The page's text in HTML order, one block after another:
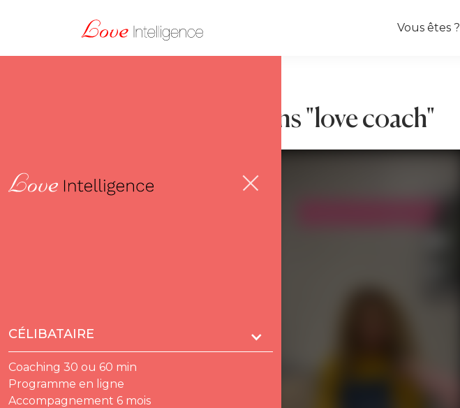
Vous êtes ?
CÉLIBATAIRE
Coaching 30 ou 60 min
Programme en ligne
Accompagnement 6 mois
Avis sur les formations "love coach"